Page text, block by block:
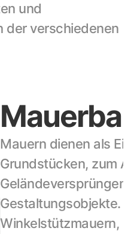
und
der verschiedenen
Mauern dienen als
Grundstücken, zum
Geländeversprüngen
Gestaltungsobjekte.
Winkelstützmauern,